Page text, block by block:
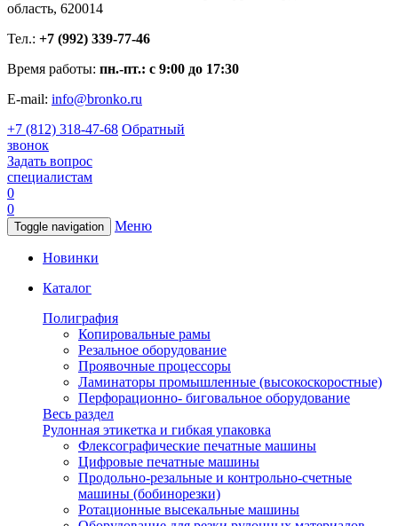
область, 620014
Тел.: +7 (992) 339-77-46
Время работы: пн.-пт.: с 9:00 до 17:30
E-mail: info@bronko.ru
+7 (812) 318-47-68 Обратный
звонок
Задать вопрос
специалистам
0
0
Toggle navigation Меню
Новинки
Каталог
Полиграфия
Копировальные рамы
Резальное оборудование
Проявочные процессоры
Ламинаторы промышленные (высокоскоростные)
Перфорационно- биговальное оборудование
Весь раздел
Рулонная этикетка и гибкая упаковка
Флексографические печатные машины
Цифровые печатные машины
Продольно-резальные и контрольно-счетные
машины (бобинорезки)
Ротационные высекальные машины